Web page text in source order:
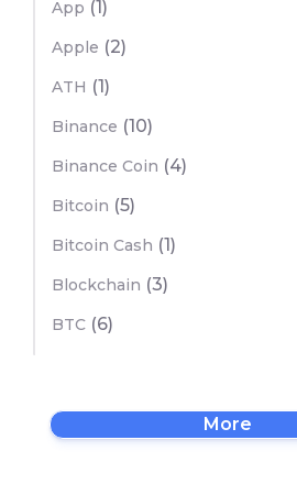
App (1)
Apple (2)
ATH (1)
Binance (10)
Binance Coin (4)
Bitcoin (5)
Bitcoin Cash (1)
Blockchain (3)
BTC (6)
More